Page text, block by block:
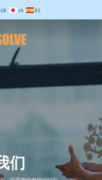
DE JA ES
们